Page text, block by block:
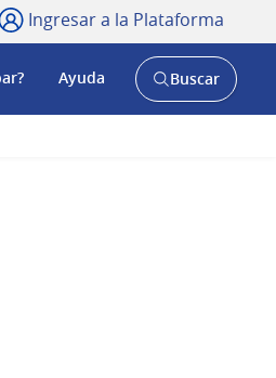
Ingresar a la Plataforma
Ayuda
AbrirBuscar